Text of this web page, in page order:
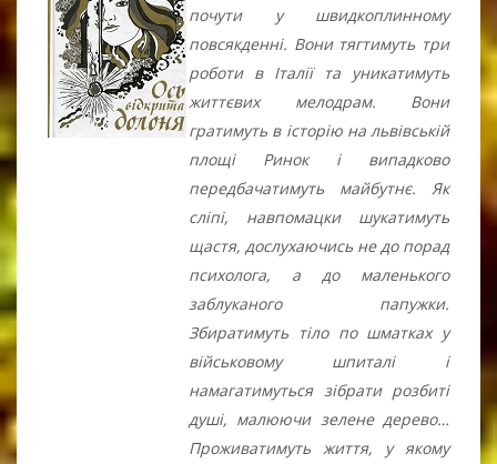
почути у швидкоплинному
повсякденні. Вони тягтимуть три
роботи в Італії та уникатимуть
життєвих мелодрам. Вони
гратимуть в історію на львівській
площі Ринок і випадково
передбачатимуть майбутнє. Як
сліпі, навпомацки шукатимуть
щастя, дослухаючись не до порад
психолога, а до маленького
заблуканого папужки.
Збиратимуть тіло по шматках у
військовому шпиталі і
намагатимуться зібрати розбиті
душі, малюючи зелене дерево…
Проживатимуть життя, у якому